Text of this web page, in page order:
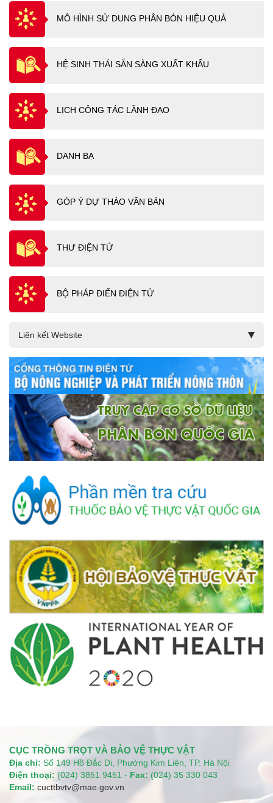
MÔ HÌNH SỬ DUNG PHÂN BÓN HIỆU QUẢ
HỆ SINH THÁI SẴN SÀNG XUẤT KHẨU
LỊCH CÔNG TÁC LÃNH ĐẠO
DANH BẠ
GÓP Ý DỰ THẢO VĂN BẢN
THƯ ĐIỆN TỬ
BỘ PHÁP ĐIỂN ĐIỆN TỬ
CỤC TRỒNG TRỌT VÀ BẢO VỆ THỰC VẬT
Địa chỉ: Số 149 Hồ Đắc Di, Phường Kim Liên, TP. Hà Nội
Điện thoại: (024) 3851 9451 - Fax: (024) 35 330 043
Email: cucttbvtv@mae.gov.vn